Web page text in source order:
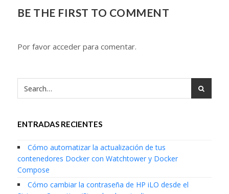
BE THE FIRST TO COMMENT
Por favor acceder para comentar.
ENTRADAS RECIENTES
Cómo automatizar la actualización de tus
contenedores Docker con Watchtower y Docker
Compose
Cómo cambiar la contraseña de HP iLO desde el